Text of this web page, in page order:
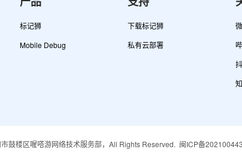
标记狮
Mobile Debug
下载标记狮
私有云部署
鼓楼区喔嗒游网络技术服务部，All Rights Reserved. 闽ICP备